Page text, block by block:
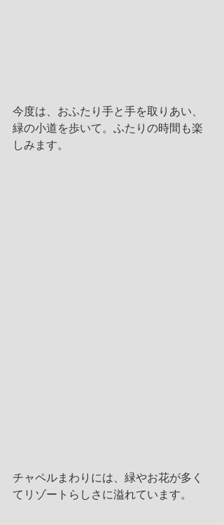
今度は、おふたり手と手を取りあい、
緑の小道を歩いて。ふたりの時間も楽
しみます。
チャペルまわりには、緑やお花が多く
てリゾートらしさに溢れています。